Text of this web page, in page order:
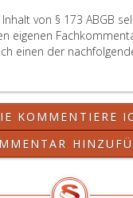
von § 173 ABGB
eigenen
einen der
KOMMENTIERE